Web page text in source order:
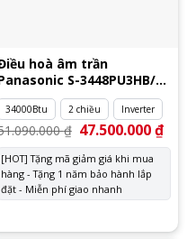
₫.
hoà âm trần
S-3448PU3HB/U-
34000Btu 2 chiều Inverter
₫ Giá
gốc
là:
51.090.000 ₫.
47.500.000₫Giá
tại
[HOT] Tặng mã giảm giá khi mua
hàng - Tặng 1 năm bảo hành lắp
đặt - Miễn phí giao nhanh